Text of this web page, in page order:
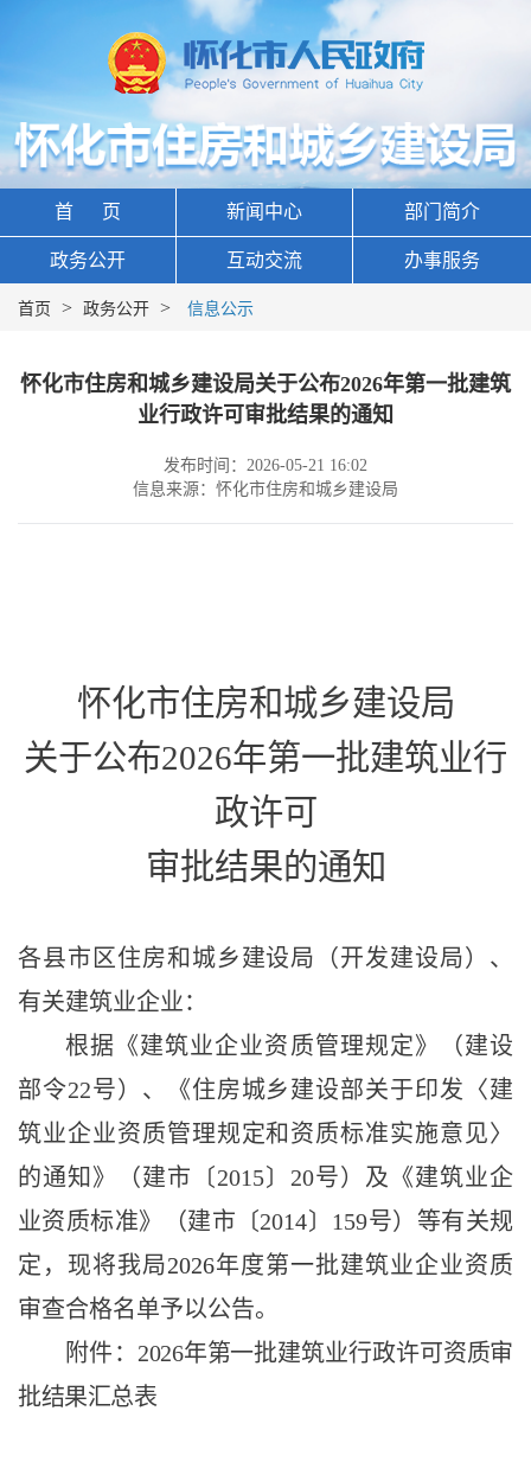
首 页 新闻中心 部门简介
政务公开 互动交流 办事服务
首页 > 政务公开 > 信息公示
怀化市住房和城乡建设局关于公布2026年第一批建筑
业行政许可审批结果的通知
发布时间：2026-05-21 16:02
信息来源：怀化市住房和城乡建设局
怀化市住房和城乡建设局
关于公布2026年第一批建筑业行
政许可
审批结果的通知
各县市区住房和城乡建设局 （开发建设局）、
有关建筑业企业：
根据《建筑业企业资质管理规定》（建设
部令22号）、《住房城乡建设部关于印发〈建
筑业企业资质管理规定和资质标准实施意见〉
的通知》（建市〔2015〕20号）及《建筑业企
业资质标准》（建市〔2014〕159号）等有关规
定，现将我局2026年度第一批建筑业企业资质
审查合格名单予以公告。
附件： 2026年第一批建筑业行政许可资质审
批结果汇总表